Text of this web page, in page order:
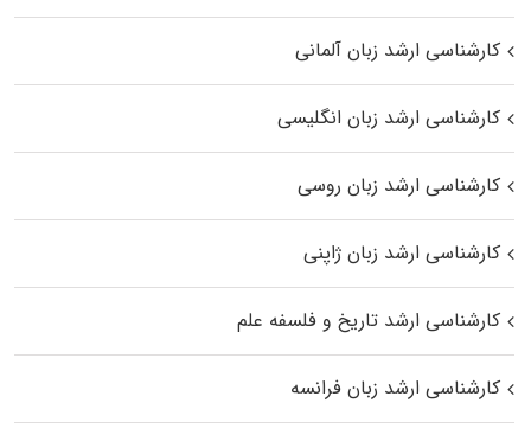
کارشناسی ارشد زبان آلمانی
کارشناسی ارشد زبان انگلیسی
کارشناسی ارشد زبان روسی
کارشناسی ارشد زبان ژاپنی
کارشناسی ارشد تاریخ و فلسفه علم
کارشناسی ارشد زبان فرانسه